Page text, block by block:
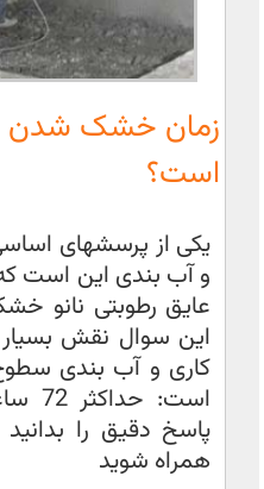
زمان خشک شدن
است؟
یکی از پرسشهای
و آب بندی این است
عایق رطوبتی نانو
این سوال نقش
کاری و آب بندی
پاسخ دقیق را
همراه شوید